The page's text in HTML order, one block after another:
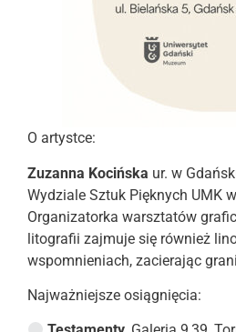
O artystce:
Zuzanna Kocińska ur. w
Wydziale Sztuk Pięknych UMK
Organizatorka warsztatów
litografii zajmuje się również
wspomnieniach, zacierając
Najważniejsze osiągnięcia: